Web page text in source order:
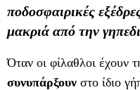
ποδοσφαιρικές
μακριά από την
Όταν οι φίλαθλοι έχουν
συνυπάρξουν στο ίδιο